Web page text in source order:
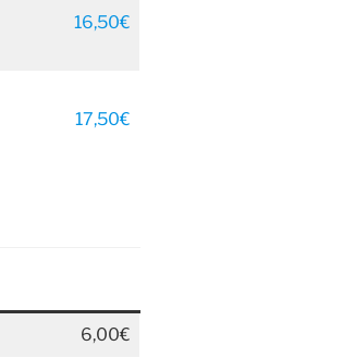
16,50€
17,50€
6,00€